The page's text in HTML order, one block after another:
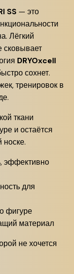
SS — это
Лёгкий
сковывает
DRYOxcell
сохнет.
тренировок в
ткани
и остаётся
носке.
эффективно
для
фигуре
материал
не хочется